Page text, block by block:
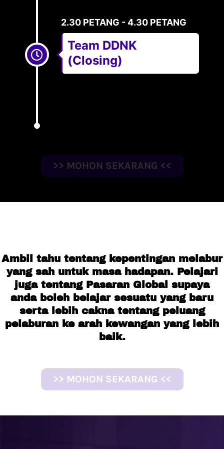
2.30 PETANG - 4.30 PETANG
Team DDNK
(Closing)
>> MOHON SEKARANG <<
Ambil tahu tentang kepentingan melabur
yang sah untuk masa hadapan. Pelajari
juga tentang Pasaran Global supaya
anda boleh belajar sesuatu yang baru
serta lebih cakna tentang peluang
pelaburan ke arah kewangan yang lebih
baik.
>> MOHON SEKARANG <<